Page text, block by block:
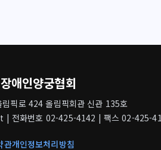
애인양궁협회
림픽로 424 올림픽회관 신관 135호
전화번호 02-425-4142 | 팩스 02-425-
관개인정보처리방침